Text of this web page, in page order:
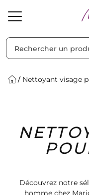
Solaire Homme
Nettoyant visage
Découvrez notre
homme chez